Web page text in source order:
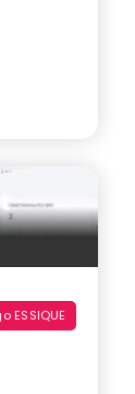
ESSIQUE